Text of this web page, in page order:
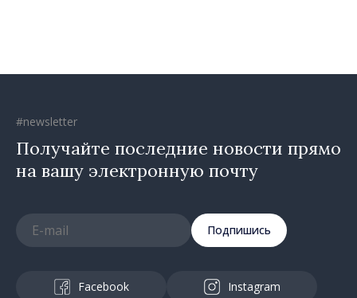
#newsletter
Получайте последние новости прямо
на вашу электронную почту
Подпишись
Facebook Instagram